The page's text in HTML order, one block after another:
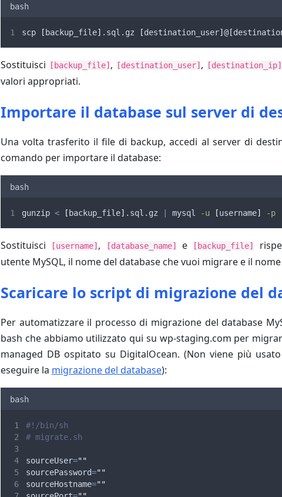
bash
scp [ backup_file] .sql.gz [destination_user] @[
Sostituisci [backup_file] , [destination_user] , [destination_ip]
valori appropriati.
Importare il database sul server di
Una volta trasferito il file di backup, accedi al server di
comando per importare il database:
bash
gunzip < [ backup_file] .sql.gz mysql -u [username] -p
Sostituisci [username] , [database_name] e [backup_file]
utente MySQL, il nome del database che vuoi migrare e il
Scaricare lo script di migrazione del
Per automatizzare il processo di migrazione del database
bash che abbiamo utilizzato qui su wp-staging.com per
managed DB ospitato su DigitalOcean. (Non viene più
eseguire la migrazione del database):
bash
#!/bin/sh
# migrate.sh
sourceUser=""
sourcePassword=""
sourceHostname=""